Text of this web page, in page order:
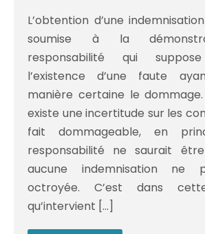
L’obtention d’une
soumise à la
responsabilité qui
l’existence d’une faute
manière certaine le dommage.
existe une incertitude sur les
fait dommageable, en
responsabilité ne saurait
aucune indemnisation ne
octroyée. C’est dans
qu’intervient […]